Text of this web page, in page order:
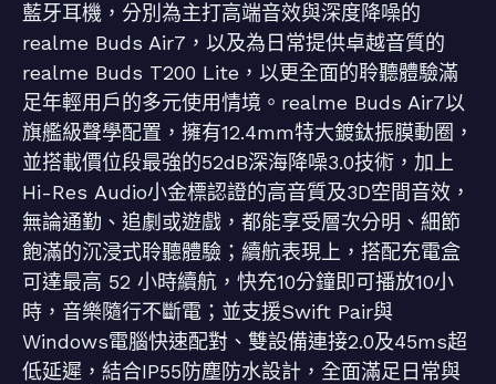
藍牙耳機，分別為主打高端音效與深度降噪的
realme Buds Air7，以及為日常提供卓越音質的
realme Buds T200 Lite，以更全面的聆聽體驗滿
足年輕用戶的多元使用情境。realme Buds Air7以
旗艦級聲學配置，擁有12.4mm特大鍍鈦振膜動圈，
並搭載價位段最強的52dB深海降噪3.0技術，加上
Hi-Res Audio小金標認證的高音質及3D空間音效，
無論通勤、追劇或遊戲，都能享受層次分明、細節
飽滿的沉浸式聆聽體驗；續航表現上，搭配充電盒
可達最高 52 小時續航，快充10分鐘即可播放10小
時，音樂隨行不斷電；並支援Swift Pair與
Windows電腦快速配對、雙設備連接2.0及45ms超
低延遲，結合IP55防塵防水設計，全面滿足日常與